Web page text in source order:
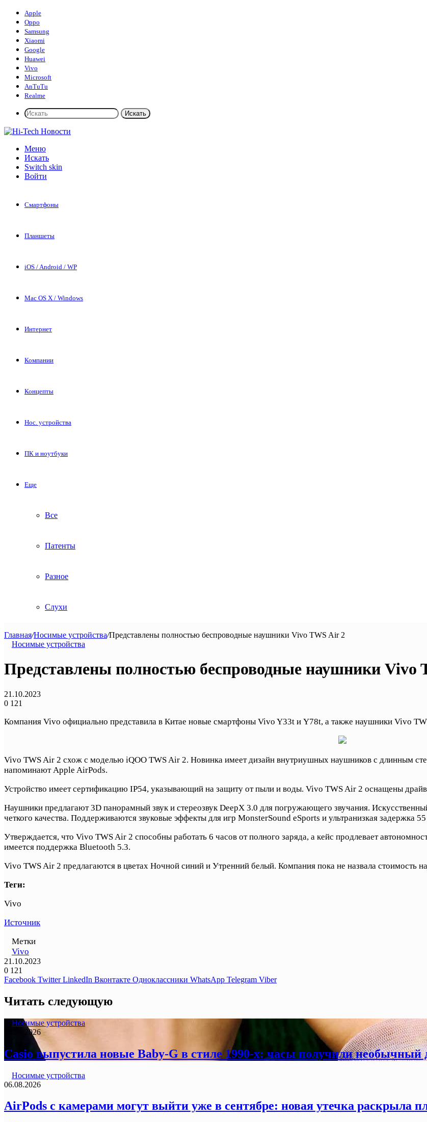
Apple
Oppo
Samsung
Xiaomi
Google
Huawei
Vivo
Microsoft
AnTuTu
Realme
Искать
Меню
Искать
Switch skin
Войти
Смартфоны
Планшеты
iOS / Android / WP
Mac OS X / Windows
Интернет
Компании
Концепты
Нос. устройства
ПК и ноутбуки
Еще
Все
Патенты
Разное
Слухи
Главная/Носимые устройства/Представлены полностью беспроводные наушники Vivo TWS Air 2
Носимые устройства
Представлены полностью беспроводные наушники Vivo
21.10.2023
0 121
Компания Vivo официально представила в Китае новые смартфоны Vivo Y33t и Y78t, а также наушники Vivo
Vivo TWS Air 2 схож с моделью iQOO TWS Air 2. Новинка имеет дизайн внутриушных наушников с длинным
напоминают Apple AirPods.
Устройство имеет сертификацию IP54, указывающий на защиту от пыли и воды. Vivo TWS Air 2 оснащены
Наушники предлагают 3D панорамный звук и стереозвук DeepX 3.0 для погружающего звучания.
четкого качества. Поддерживаются звуковые эффекты для игр MonsterSound eSports и ультранизкая задержка
Утверждается, что Vivo TWS Air 2 способны работать 6 часов от полного заряда, а кейс продлевает
имеется поддержка Bluetooth 5.3.
Vivo TWS Air 2 предлагаются в цветах Ночной синий и Утренний белый. Компания пока не назвала стоимость
Теги:
Vivo
Источник
Метки
Vivo
21.10.2023
0 121
Facebook Twitter LinkedIn Вконтакте Одноклассники WhatsApp Telegram Viber
Читать следующую
Носимые устройства
06.08.2026
Casio выпустила новые Baby-G в стиле 1990-х: часы получили необычный
Носимые устройства
06.08.2026
AirPods с камерами могут выйти уже в сентябре: новая утечка раскрыла